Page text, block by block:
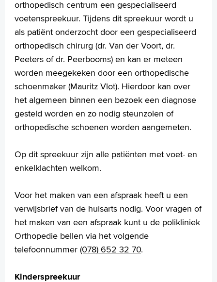
orthopedisch centrum een gespecialiseerd
voetenspreekuur. Tijdens dit spreekuur wordt u
als patiënt onderzocht door een gespecialiseerd
orthopedisch chirurg (dr. Van der Voort, dr.
Peeters of dr. Peerbooms) en kan er meteen
worden meegekeken door een orthopedische
schoenmaker (Mauritz Vlot). Hierdoor kan over
het algemeen binnen een bezoek een diagnose
gesteld worden en zo nodig steunzolen of
orthopedische schoenen worden aangemeten.
Op dit spreekuur zijn alle patiënten met voet- en
enkelklachten welkom.
Voor het maken van een afspraak heeft u een
verwijsbrief van de huisarts nodig. Voor vragen of
het maken van een afspraak kunt u de polikliniek
Orthopedie bellen via het volgende
telefoonnummer (078) 652 32 70.
Kinderspreekuur